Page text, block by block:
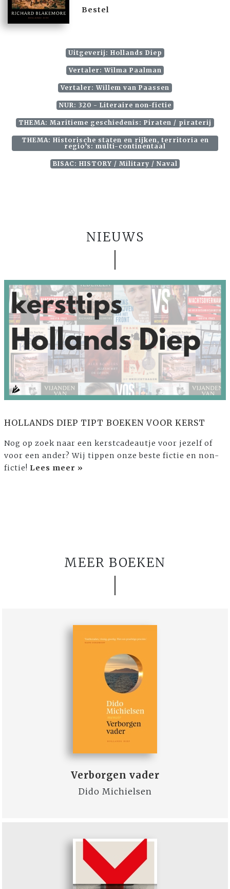
Bestel
Uitgeverij: Hollands Diep
Vertaler: Wilma Paalman
Vertaler: Willem van Paassen
NUR: 320 - Literaire non-fictie
THEMA: Maritieme geschiedenis: Piraten / piraterij
THEMA: Historische staten en rijken, territoria en
regio’s: multi-continentaal
BISAC: HISTORY / Military / Naval
NIEUWS
HOLLANDS DIEP TIPT BOEKEN VOOR KERST
Nog op zoek naar een kerstcadeautje voor jezelf of
voor een ander? Wij tippen onze beste fictie en non-
fictie! Lees meer »
MEER BOEKEN
Verborgen vader
Dido Michielsen